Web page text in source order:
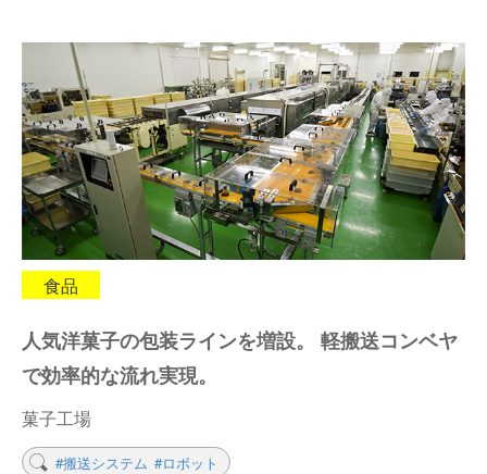
ピッキングシステム
保管システム
パレタイズ・デパレタイズシステム
バンニング・デバンニングシステム
バーチカル装置（垂直搬送機）
周辺機器
事業所一覧
オークラグループ
事業紹介
沿革
オークラの取組み
新着情報
生産終了品
物流用語集
オークラ育英財団
プライバシーポリシー
食品
人気洋菓子の包装ラインを増設。 軽搬送コンベヤ
で効率的な流れ実現。
菓子工場
#搬送システム #ロボット